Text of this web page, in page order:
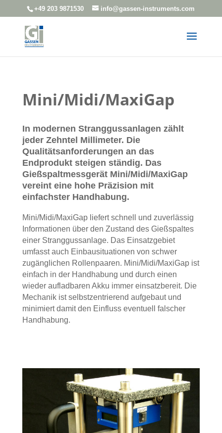
+49 203 9871530 info@gassen-instruments.com
Mini/Midi/MaxiGap
In modernen Stranggussanlagen zählt
jeder Zehntel Millimeter. Die
Qualitätsanforderungen an das
Endprodukt steigen ständig. Das
Gießspaltmessgerät Mini/Midi/MaxiGap
vereint eine hohe Präzision mit
einfachster Handhabung.
Mini/Midi/MaxiGap liefert schnell und zuverlässig
Informationen über den Zustand des Gießspaltes
einer Stranggussanlage. Das Einsatzgebiet
umfasst auch Einbausituationen von schwer
zugänglichen Rollenpaaren. Mini/Midi/MaxiGap ist
einfach in der Handhabung und durch einen
wieder aufladbaren Akku immer einsatzbereit. Die
Mechanik ist selbstzentrierend aufgebaut und
minimiert damit den Einfluss eventuell falscher
Handhabung.